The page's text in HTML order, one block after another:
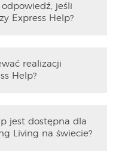
jeśli
Express Help?
realizacji
Help?
jest dostępna dla
Living na świecie?